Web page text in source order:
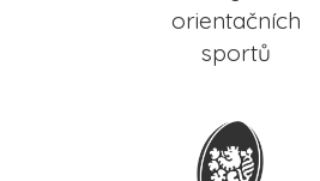
orientačních
sportů